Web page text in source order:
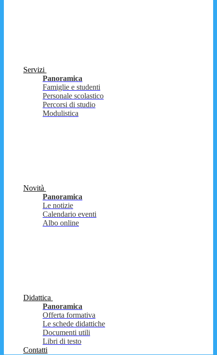
Servizi
Panoramica
Famiglie e studenti
Personale scolastico
Percorsi di studio
Modulistica
Novità
Panoramica
Le notizie
Calendario eventi
Albo online
Didattica
Panoramica
Offerta formativa
Le schede didattiche
Documenti utili
Libri di testo
Contatti